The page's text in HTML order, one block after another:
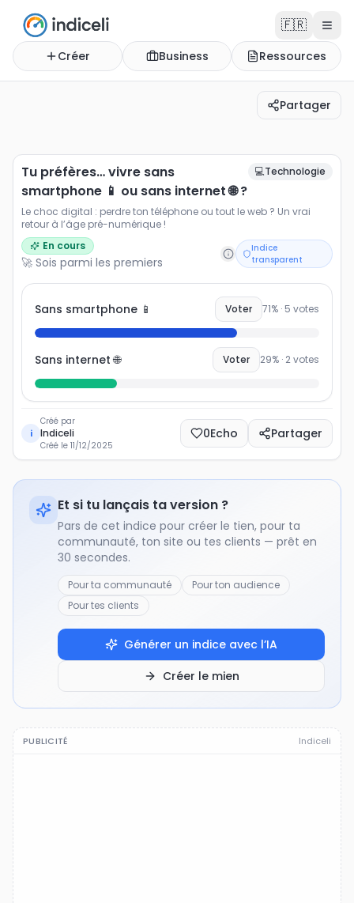
🇫🇷
Créer Business Ressources
Partager
Tu préfères… vivre sans smartphone 📱 ou sans internet
Le choc digital : perdre ton téléphone ou tout le web ?
Tu préfères… vivre sans
smartphone 📱 ou sans internet 🌐 ?
💻Technologie
Le choc digital : perdre ton téléphone ou tout le web ? Un vrai
retour à l’âge pré-numérique !
En cours
🚀 Sois parmi les premiers
Indice
transparent
Sans smartphone 📱 Voter 71% · 5 votes
Sans internet 🌐 Voter 29% · 2votes
i
Créé par
Indiceli
Créé le 11/12/2025
0Echo Partager
Et si tu lançais ta version ?
Pars de cet indice pour créer le tien, pour ta
communauté, ton site ou tes clients — prêt en
30 secondes.
Pour ta communauté
Pour ton audience
Pour tes clients
Générer un indice avec l’IA
Créer le mien
PUBLICITÉ Indiceli